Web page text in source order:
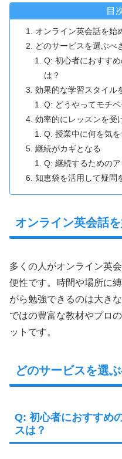
目
オンライン英会話を始
どのサービスを選ぶべ
Q: 初心者におすす
は？
効果的な学習スタイル
Q: どうやってモチ
効率的にレッスンを受
Q: 授業中に何を気
継続がカギとなる
Q: 継続するための
知恵袋を活用して疑問
オンライン英会話
多くの人がオンライン英
便性です。時間や場所に
がら勉強できるのは大き
ではの豊富な教材やプロ
ットです。
どのサービスを選
Q: 初心者におすすめ
スは？